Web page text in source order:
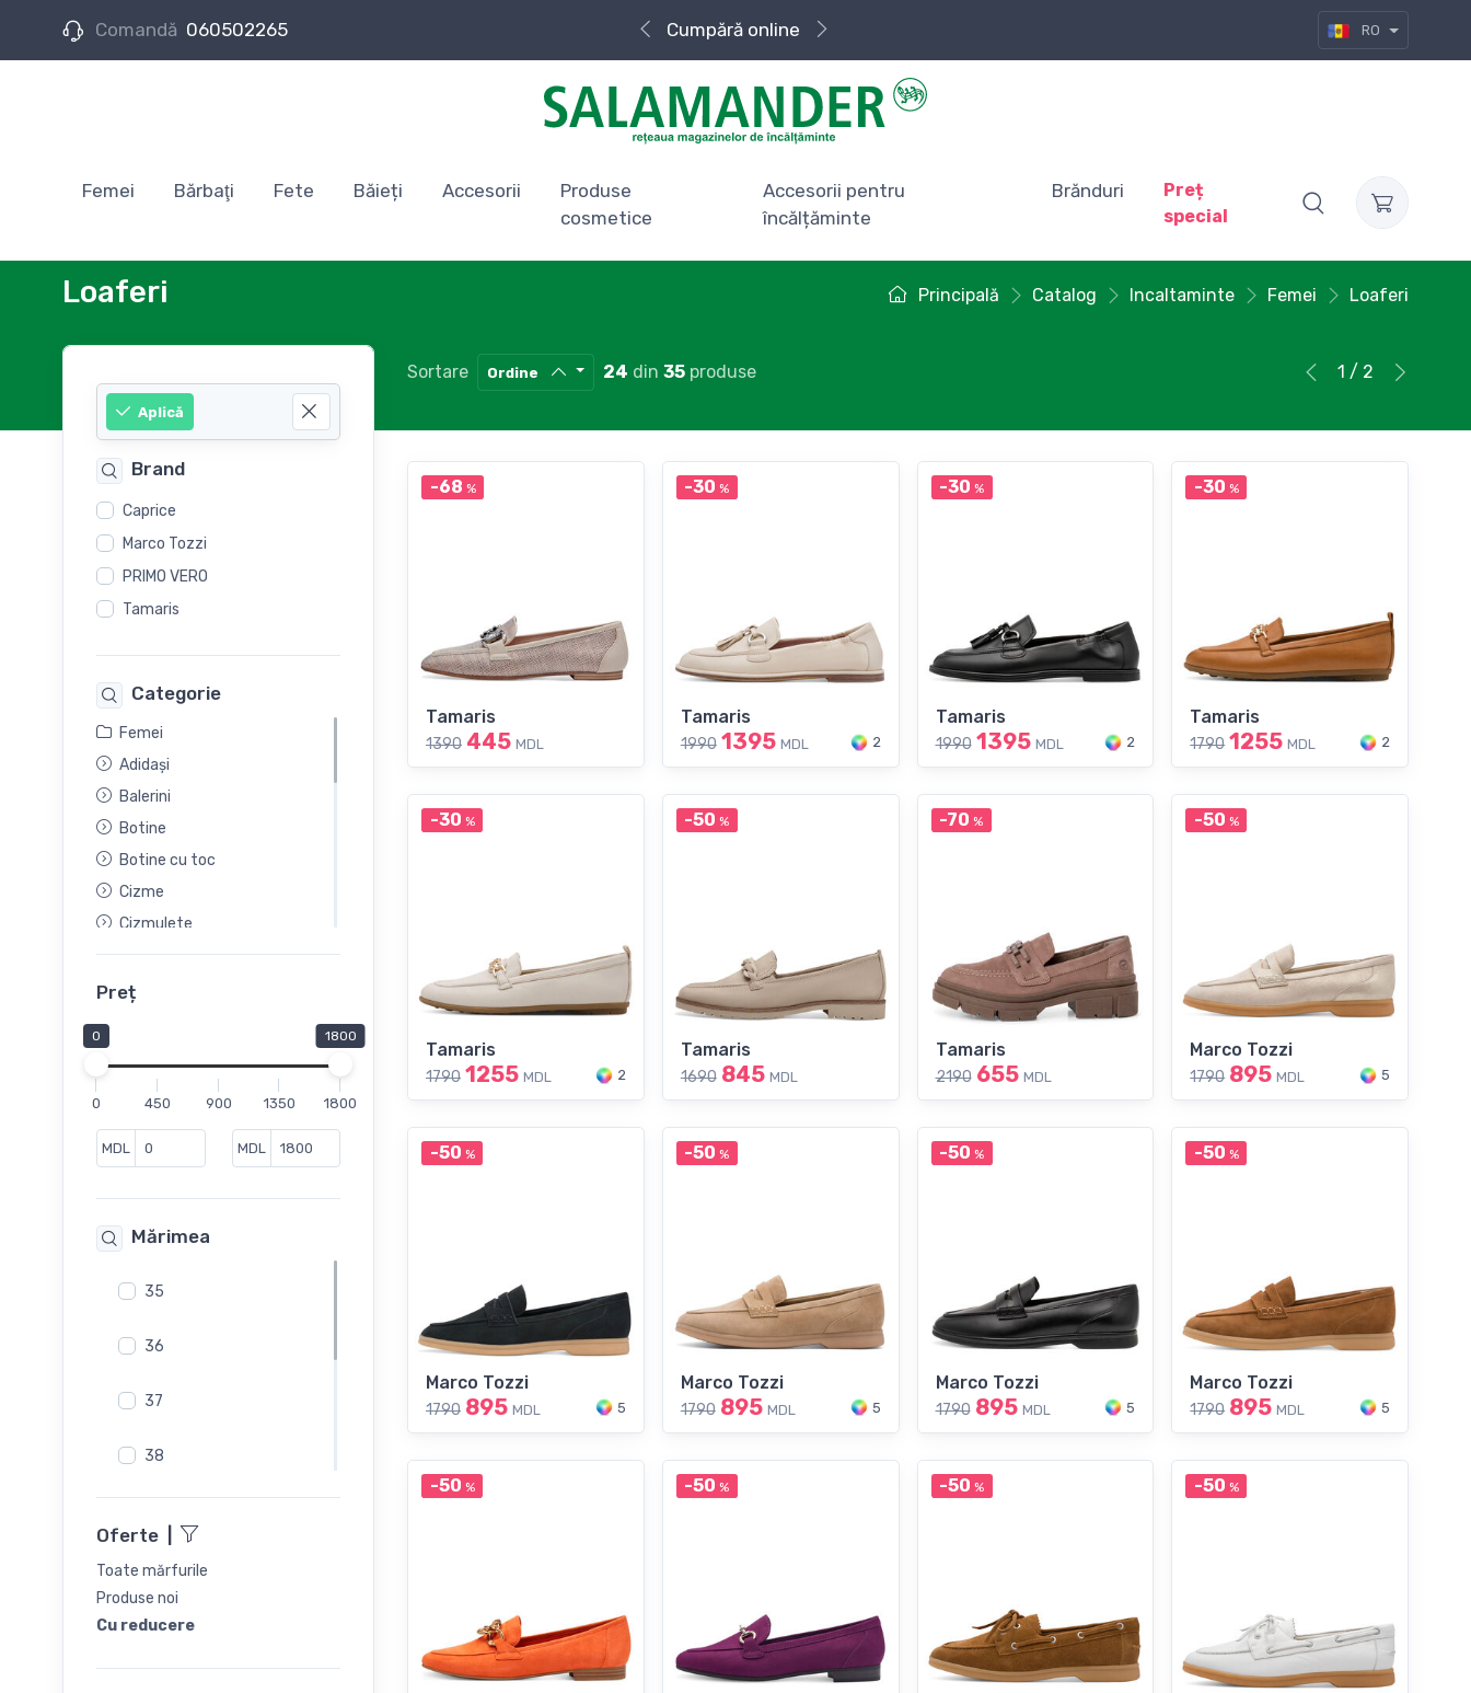
Comandă 060502265 Livrare rapidă RO
Femei Bărbaţi Fete Băieți Accesorii
Produse
cosmetice
Accesorii pentru
încălțăminte
Brănduri
Preț
special
Principală Catalog Incaltaminte Femei Loaferi
Loaferi
Aplică
Brand
Caprice
Marco Tozzi
PRIMO VERO
Tamaris
Categorie
Femei
Adidași
Balerini
Botine
Botine cu toc
Cizme
Cizmulete
Ghete Sport
Loaferi
Pantofi
Pantofi casual
Pantofi cu toc
Sandale
Slip-On
Sneakers
Preț
0 1800
0 450 900 1350 1800
MDL MDL
Mărimea
35
36
37
38
40
41
42
Oferte
Toate mărfurile
Produse noi
Cu reducere
Sortare Ordine 24 din 35 produse 1 / 2
-68 %
Tamaris
1390 445 MDL
-30 %
Tamaris
1990 1395 MDL 2
-30 %
Tamaris
1990 1395 MDL 2
-30 %
Tamaris
1790 1255 MDL 2
-30 %
Tamaris
1790 1255 MDL 2
-50 %
Tamaris
1690 845 MDL
-70 %
Tamaris
2190 655 MDL
-50 %
Marco Tozzi
1790 895 MDL 5
-50 %
Marco Tozzi
1790 895 MDL 5
-50 %
Marco Tozzi
1790 895 MDL 5
-50 %
Marco Tozzi
1790 895 MDL 5
-50 %
Marco Tozzi
1790 895 MDL 5
-50 % -50 % -50 % -50 %